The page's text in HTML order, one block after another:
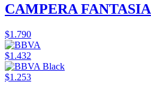
CAMPERA FANTASIA
$1.790
$1.432
$1.253